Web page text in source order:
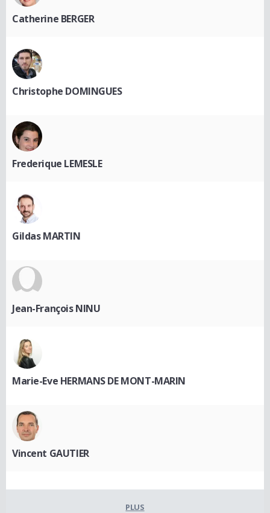
Catherine BERGER
Christophe DOMINGUES
Frederique LEMESLE
Gildas MARTIN
Jean-François NINU
Marie-Eve HERMANS DE MONT-MARIN
Vincent GAUTIER
PLUS